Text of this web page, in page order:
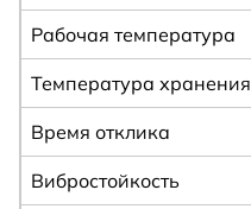
Рабочая температура
Температура хранения
Время отклика
Вибростойкость